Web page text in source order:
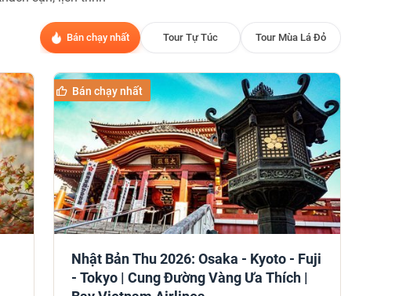
Bán chạy nhất Tour Tự Túc Tour Mùa Lá Đỏ
Bán chạy nhất
Nhật Bản Thu 2026: Osaka - Kyoto - Fuji
- Tokyo | Cung Đường Vàng Ưa Thích |